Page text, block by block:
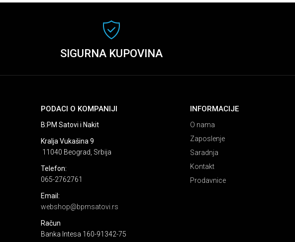
SIGURNA KUPOVINA
PODACI O KOMPANIJI
B:PM Satovi i Nakit
Kralja Vukašina 9
11040 Beograd, Srbija
Telefon:
065-2762761
Email:
webshop@bpmsatovi.rs
Račun
Banka Intesa 160-91342-75
INFORMACIJE
O nama
Zaposlenje
Saradnja
Kontakt
Prodavnice